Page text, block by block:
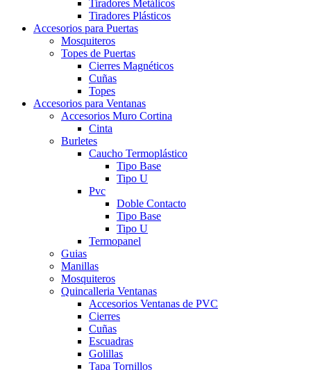
Tiradores Metálicos
Tiradores Plásticos
Accesorios para Puertas
Mosquiteros
Topes de Puertas
Cierres Magnéticos
Cuñas
Topes
Accesorios para Ventanas
Accesorios Muro Cortina
Cinta
Burletes
Caucho Termoplástico
Tipo Base
Tipo U
Pvc
Doble Contacto
Tipo Base
Tipo U
Termopanel
Guias
Manillas
Mosquiteros
Quincalleria Ventanas
Accesorios Ventanas de PVC
Cierres
Cuñas
Escuadras
Golillas
Tapa Tornillos